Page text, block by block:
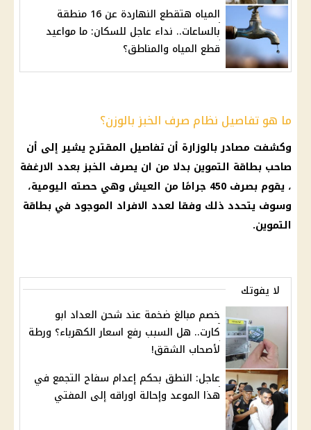
المياه هتقطع النهاردة عن 16 منطقة
بالساعات.. نداء عاجل للسكان: ما مواعيد
قطع المياه والمناطق؟
ما هو تفاصيل نظام صرف الخبز بالوزن؟
وكشفت مصادر بالوزارة أن تفاصيل المقترح يشير إلى أن
صاحب بطاقة التموين بدلا من ان يصرف الخبزبعدد الارغفة
، يقوم بصرف 450 جرامًا من
العيش وهي حصته اليومية،
وسوف يتحدد ذلك وفقا لعدد الافراد الموجود في بطاقة
التموين.
لا يفوتك
خصم مبالغ ضخمة عند شحن العداد ابو
كارت.. هل السبب رفع اسعار الكهرباء؟ ورطة
لأصحاب الشقق!
عاجل: النطق بحكم إعدام سفاح التجمع في
هذا الموعد وإحالة اوراقه إلى المفتي